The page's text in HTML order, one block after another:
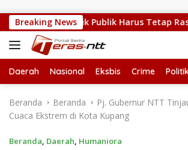
Breaking News
Sulit, Kritik Publik Harus Tetap Rasional
Daerah Nasional Eksbis Crime Politik
Beranda Beranda
Pj. Gubernur NTT
Cuaca Ekstrem di Kota Kupang
Beranda, Daerah, Humaniora